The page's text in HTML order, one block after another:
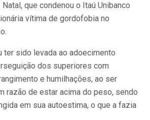
que condenou o Itaú Unibanco
vítima de gordofobia no
ter sido levada ao adoecimento
dos superiores com
e humilhações, ao ser
razão de estar acima do peso, sendo
em sua autoestima, o que a fazia